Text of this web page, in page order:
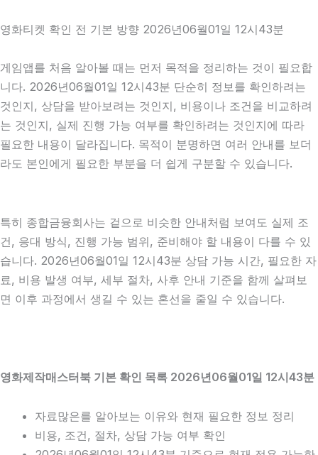
영화티켓 확인 전 기본 방향 2026년06월01일 12시43분
게임앱를 처음 알아볼 때는 먼저 목적을 정리하는 것이 필요합
니다. 2026년06월01일 12시43분 단순히 정보를 확인하려는
것인지, 상담을 받아보려는 것인지, 비용이나 조건을 비교하려
는 것인지, 실제 진행 가능 여부를 확인하려는 것인지에 따라
필요한 내용이 달라집니다. 목적이 분명하면 여러 안내를 보더
라도 본인에게 필요한 부분을 더 쉽게 구분할 수 있습니다.
특히 종합금융회사는 겉으로 비슷한 안내처럼 보여도 실제 조
건, 응대 방식, 진행 가능 범위, 준비해야 할 내용이 다를 수 있
습니다. 2026년06월01일 12시43분 상담 가능 시간, 필요한 자
료, 비용 발생 여부, 세부 절차, 사후 안내 기준을 함께 살펴보
면 이후 과정에서 생길 수 있는 혼선을 줄일 수 있습니다.
영화제작매스터북 기본 확인 목록 2026년06월01일 12시43분
자료많은를 알아보는 이유와 현재 필요한 정보 정리
비용, 조건, 절차, 상담 가능 여부 확인